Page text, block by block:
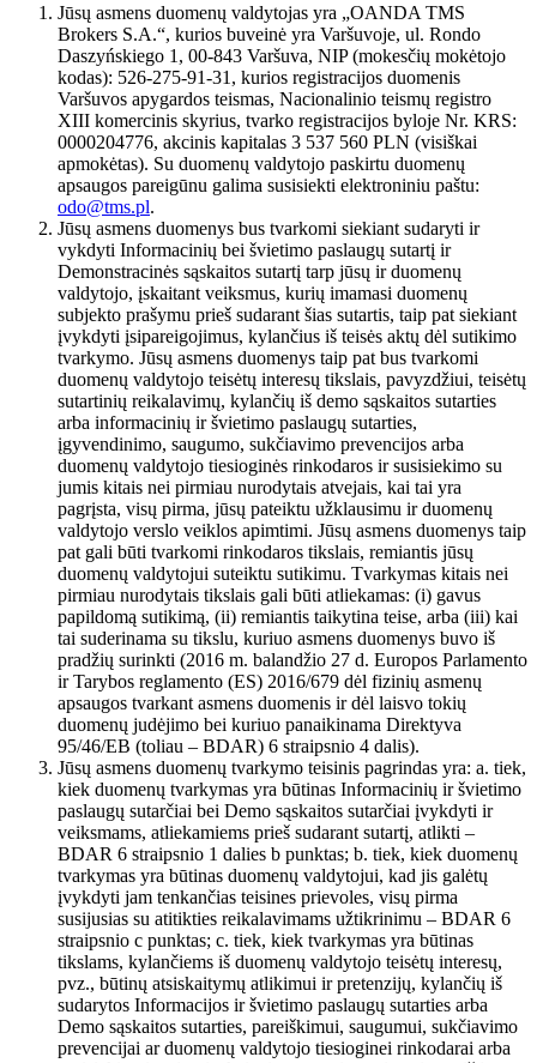
Jūsų asmens duomenų valdytojas yra „OANDA TMS
Brokers S.A.“, kurios buveinė yra Varšuvoje, ul. Rondo
Daszyńskiego 1, 00-843 Varšuva, NIP (mokesčių mokėtojo
kodas): 526-275-91-31, kurios registracijos duomenis
Varšuvos apygardos teismas, Nacionalinio teismų registro
XIII komercinis skyrius, tvarko registracijos byloje Nr. KRS:
0000204776, akcinis kapitalas 3 537 560 PLN (visiškai
apmokėtas). Su duomenų valdytojo paskirtu duomenų
apsaugos pareigūnu galima susisiekti elektroniniu paštu:
odo@tms.pl.
Jūsų asmens duomenys bus tvarkomi siekiant sudaryti ir
vykdyti Informacinių bei švietimo paslaugų sutartį ir
Demonstracinės sąskaitos sutartį tarp jūsų ir duomenų
valdytojo, įskaitant veiksmus, kurių imamasi duomenų
subjekto prašymu prieš sudarant šias sutartis, taip pat siekiant
įvykdyti įsipareigojimus, kylančius iš teisės aktų dėl sutikimo
tvarkymo. Jūsų asmens duomenys taip pat bus tvarkomi
duomenų valdytojo teisėtų interesų tikslais, pavyzdžiui, teisėtų
sutartinių reikalavimų, kylančių iš demo sąskaitos sutarties
arba informacinių ir švietimo paslaugų sutarties,
įgyvendinimo, saugumo, sukčiavimo prevencijos arba
duomenų valdytojo tiesioginės rinkodaros ir susisiekimo su
jumis kitais nei pirmiau nurodytais atvejais, kai tai yra
pagrįsta, visų pirma, jūsų pateiktu užklausimu ir duomenų
valdytojo verslo veiklos apimtimi. Jūsų asmens duomenys taip
pat gali būti tvarkomi rinkodaros tikslais, remiantis jūsų
duomenų valdytojui suteiktu sutikimu. Tvarkymas kitais nei
pirmiau nurodytais tikslais gali būti atliekamas: (i) gavus
papildomą sutikimą, (ii) remiantis taikytina teise, arba (iii) kai
tai suderinama su tikslu, kuriuo asmens duomenys buvo iš
pradžių surinkti (2016 m. balandžio 27 d. Europos Parlamento
ir Tarybos reglamento (ES) 2016/679 dėl fizinių asmenų
apsaugos tvarkant asmens duomenis ir dėl laisvo tokių
duomenų judėjimo bei kuriuo panaikinama Direktyva
95/46/EB (toliau – BDAR) 6 straipsnio 4 dalis).
Jūsų asmens duomenų tvarkymo teisinis pagrindas yra: a. tiek,
kiek duomenų tvarkymas yra būtinas Informacinių ir švietimo
paslaugų sutarčiai bei Demo sąskaitos sutarčiai įvykdyti ir
veiksmams, atliekamiems prieš sudarant sutartį, atlikti –
BDAR 6 straipsnio 1 dalies b punktas; b. tiek, kiek duomenų
tvarkymas yra būtinas duomenų valdytojui, kad jis galėtų
įvykdyti jam tenkančias teisines prievoles, visų pirma
susijusias su atitikties reikalavimams užtikrinimu – BDAR 6
straipsnio c punktas; c. tiek, kiek tvarkymas yra būtinas
tikslams, kylančiems iš duomenų valdytojo teisėtų interesų,
pvz., būtinų atsiskaitymų atlikimui ir pretenzijų, kylančių iš
sudarytos Informacijos ir švietimo paslaugų sutarties arba
Demo sąskaitos sutarties, pareiškimui, saugumui, sukčiavimo
prevencijai ar duomenų valdytojo tiesioginei rinkodarai arba